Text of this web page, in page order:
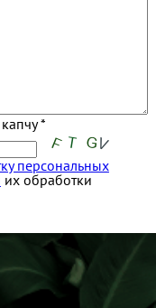
*
персональных
их обработки